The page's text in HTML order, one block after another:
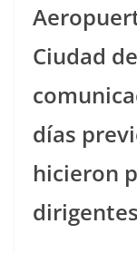
Ciudad
días
hicieron